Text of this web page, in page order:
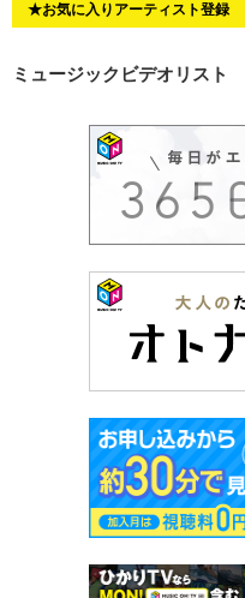
★お気に入りアーティスト登録
ミュージックビデオリスト